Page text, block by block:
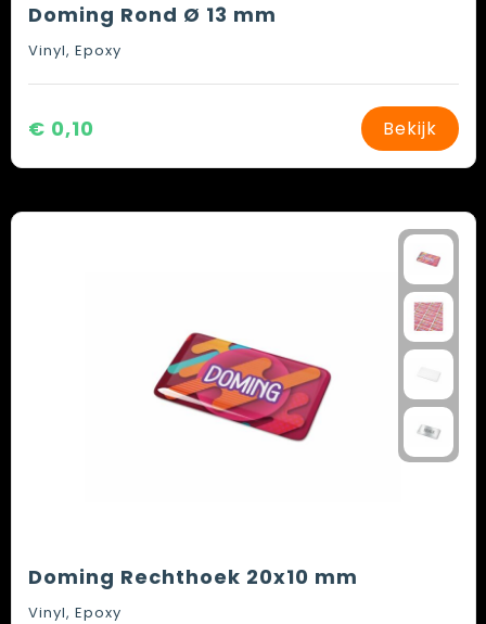
Doming Rond Ø 13 mm
Vinyl, Epoxy
€ 0,10 Bekijk
Doming Rechthoek 20x10 mm
Vinyl, Epoxy